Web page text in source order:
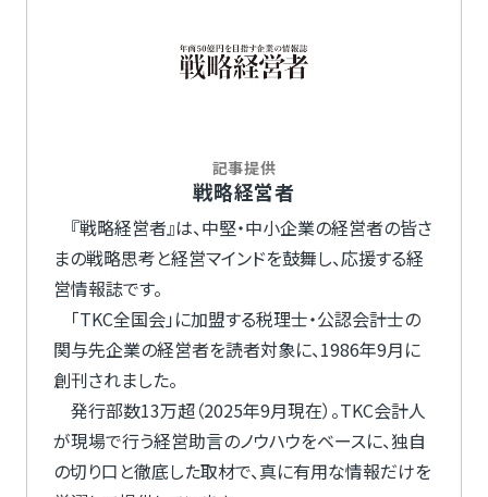
記事提供
戦略経営者
『戦略経営者』は、中堅・中小企業の経営者の皆さ
まの戦略思考と経営マインドを鼓舞し、応援する経
営情報誌です。
「TKC全国会」に加盟する税理士・公認会計士の
関与先企業の経営者を読者対象に、1986年9月に
創刊されました。
発行部数13万超（2025年9月現在）。TKC会計人
が現場で行う経営助言のノウハウをベースに、独自
の切り口と徹底した取材で、真に有用な情報だけを